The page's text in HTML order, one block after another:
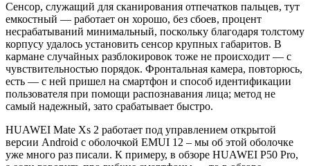
Сенсор, служащий для сканирования отпечатков пальцев, тут
емкостный — работает он хорошо, без сбоев, процент
несрабатываний минимальный, поскольку благодаря толстому
корпусу удалось установить сенсор крупных габаритов. В
кармане случайных разблокировок тоже не происходит — с
чувствительностью порядок. Фронтальная камера, повторюсь,
есть — с ней пришел на смартфон и способ идентификации
пользователя при помощи распознавания лица; метод не
самый надежный, зато срабатывает быстро.
HUAWEI Mate Xs 2 работает под управлением открытой
версии Android с оболочкой EMUI 12 – мы об этой оболочке
уже много раз писали. К примеру, в обзоре HUAWEI P50 Pro,